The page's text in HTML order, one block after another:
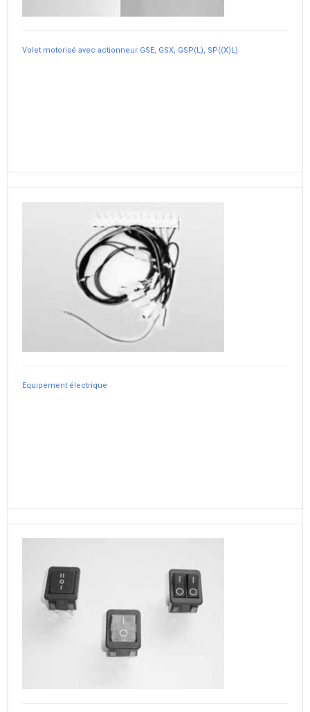
Volet motorisé avec actionneur GSE, GSX, GSP(L), SP((X)L)
Equipement électrique